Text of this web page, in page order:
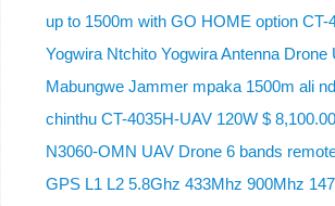
up to 1500m with GO HOME option CT-
Yogwira Ntchito Yogwira Antenna Drone
Mabungwe Jammer mpaka 1500m ali
chinthu CT-4035H-UAV 120W $
N3060-OMN UAV Drone 6 bands
GPS L1 L2 5.8Ghz 433Mhz 900Mhz